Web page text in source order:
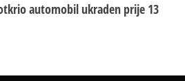
automobil ukraden prije 13